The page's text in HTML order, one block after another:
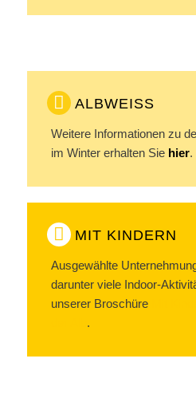
ALBWEISS
Weitere Informationen zu
im Winter erhalten Sie hier.
MIT KINDERN
Ausgewählte
darunter viele Indoor-
unserer Broschüre
.